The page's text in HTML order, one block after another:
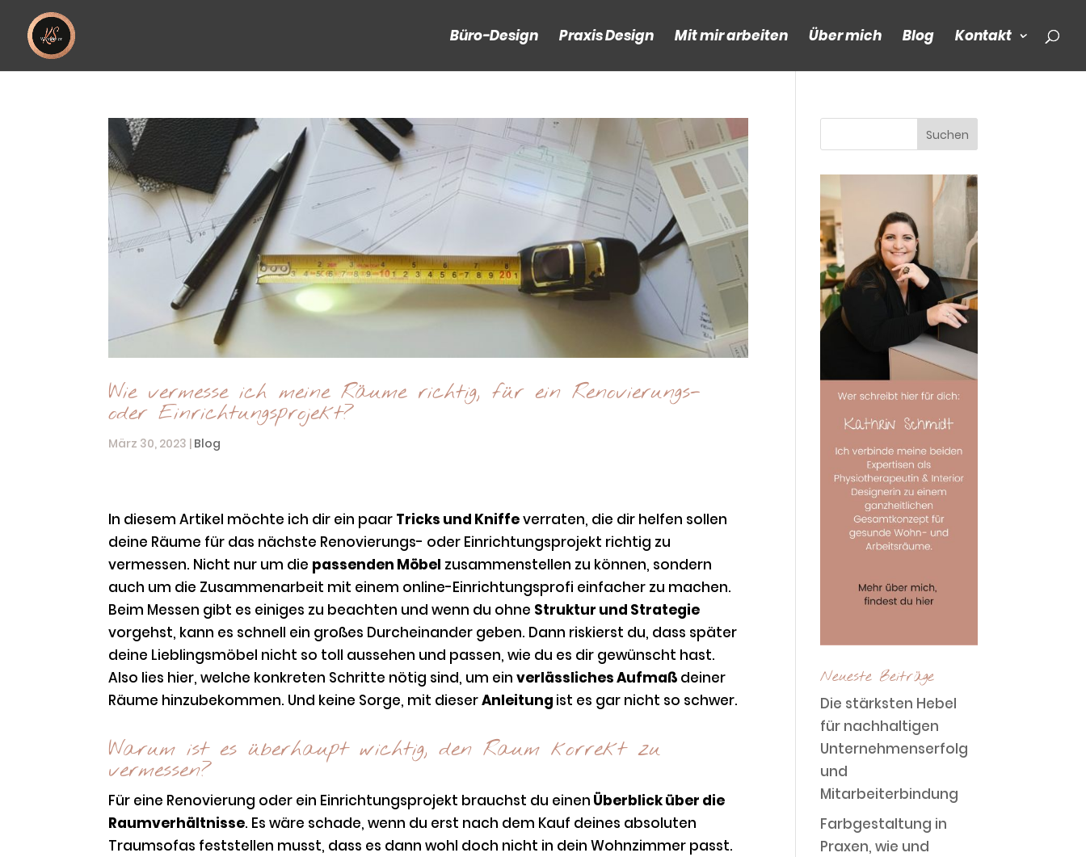
Büro-Design Praxis Design Mit mir arbeiten Über mich Blog Kontakt
Wie vermesse ich meine Räume richtig, für ein Renovierungs-
oder Einrichtungsprojekt?
März 30, 2023 | Blog
In diesem Artikel möchte ich dir ein paar Tricks und Kniffeverraten, die dir helfen sollen
deine Räume für das nächste Renovierungs- oder Einrichtungsprojekt richtig zu
vermessen. Nicht nur um die passenden Möbel zusammenstellen zu können, sondern
auch um die Zusammenarbeit mit einem online-Einrichtungsprofi einfacher zu machen.
Beim Messen gibt es einiges zu beachten und wenn du ohne Struktur und Strategie
vorgehst, kann es schnell ein großes Durcheinander geben. Dann riskierst du, dass später
deine Lieblingsmöbel nicht so toll aussehen und passen, wie du es dir gewünscht hast.
Also lies hier, welche konkreten Schritte nötig sind, um einverlässliches Aufmaß deiner
Räume hinzubekommen. Und keine Sorge, mit dieserAnleitung ist es gar nicht so schwer.
Warum ist es überhaupt wichtig, den Raum korrekt zu
vermessen?
Für eine Renovierung oder ein Einrichtungsprojekt brauchst du einen Überblick über die
Raumverhältnisse. Es wäre schade, wenn du erst nach dem Kauf deines absoluten
Traumsofas feststellen musst, dass es dann wohl doch nicht in dein Wohnzimmer passt.
Neueste Beiträge
Die stärksten Hebel
für nachhaltigen
Unternehmenserfolg
und
Mitarbeiterbindung
Farbgestaltung in
Praxen, wie und